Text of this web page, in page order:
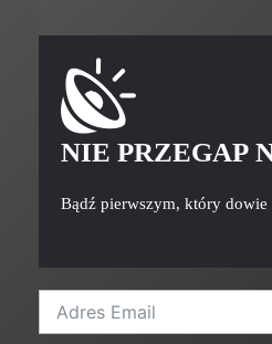
NIE PRZEGAP
Bądź pierwszym, który